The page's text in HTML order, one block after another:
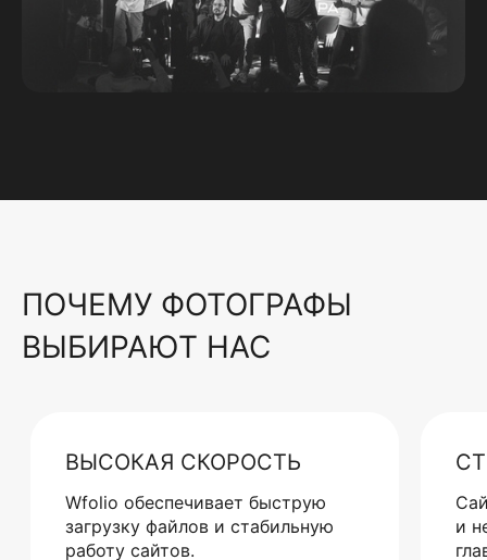
ПОЧЕМУ ФОТОГРАФЫ
ВЫБИРАЮТ НАС
ВЫСОКАЯ СКОРОСТЬ
Wfolio обеспечивает быструю
загрузку файлов и стабильную
работу сайтов.
и